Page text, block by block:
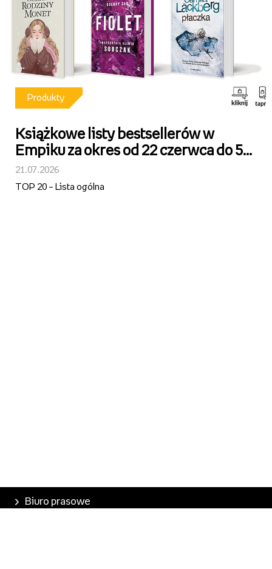
Produkty
Książkowe listy bestsellerów w
Empiku za okres od 22 czerwca do 5
lipca 2026 r.
21.07.2026
TOP 20 – Lista ogólna
Biuro prasowe